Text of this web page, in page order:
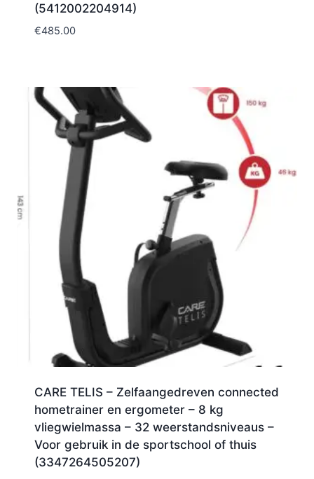
(5412002204914)
€485.00
CARE TELIS – Zelfaangedreven connected
hometrainer en ergometer – 8 kg
vliegwielmassa – 32 weerstandsniveaus –
Voor gebruik in de sportschool of thuis
(3347264505207)